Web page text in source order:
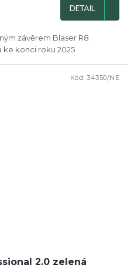
DETAIL
závěrem Blaser R8
ke konci roku 2025
2.0 zelená
Kód: 34350/NE